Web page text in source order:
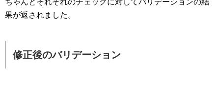
ちゃんとそれぞれのチェックに対してバリデーションの結
果が返されました。
修正後のバリデーション